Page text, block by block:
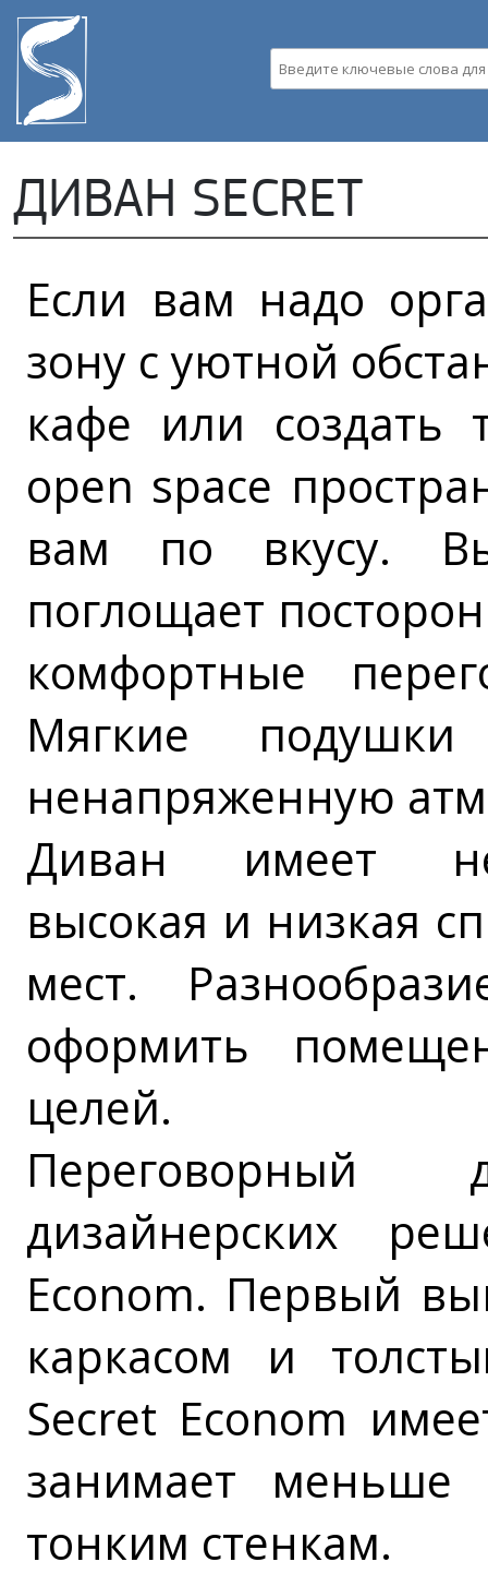
ДИВАН SECRET
Если вам надо
зону с уютной
кафе или создать
open space
вам по вкусу.
поглощает
комфортные
Мягкие подушки
ненапряженную
Диван имеет
высокая и низкая
мест.
оформить
целей.
дизайнерских
Econom. Первый
каркасом и
Secret Econom
занимает меньше
тонким стенкам.